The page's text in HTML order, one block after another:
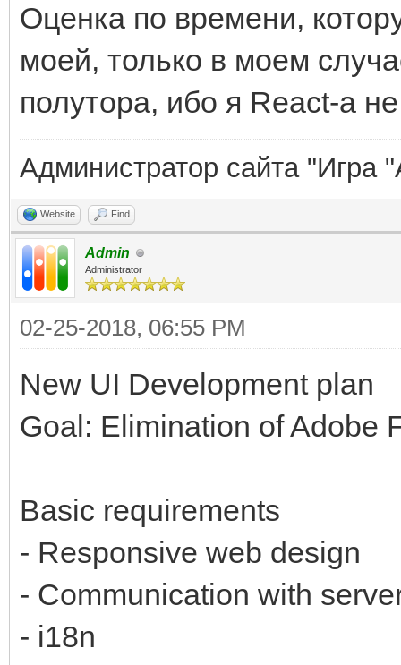
Оценка по времени,
моей, только в моем
полутора, ибо я React-а
Администратор сайта "Игра
Website Find
Admin
Administrator
02-25-2018, 06:55 PM
New UI Development plan
Goal: Elimination of Adobe
Basic requirements
- Responsive web design
- Communication with
- i18n